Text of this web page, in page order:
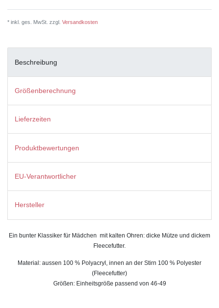
* inkl. ges. MwSt. zzgl. Versandkosten
Beschreibung
Größenberechnung
Lieferzeiten
Produktbewertungen
EU-Verantwortlicher
Hersteller
Ein bunter Klassiker für Mädchen mit kalten Ohren: dicke Mütze und dickem
Fleecefutter.
Material: aussen 100 % Polyacryl, innen an der Stirn 100 % Polyester
(Fleecefutter)
Größen: Einheitsgröße passend von 46-49